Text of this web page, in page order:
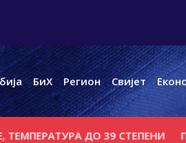
БиХ Регион Свијет
ДО 39 СТЕПЕНИ